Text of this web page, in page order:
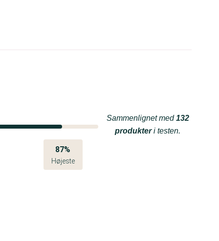
87%
Højeste
Sammenlignet med132
produkteri testen.